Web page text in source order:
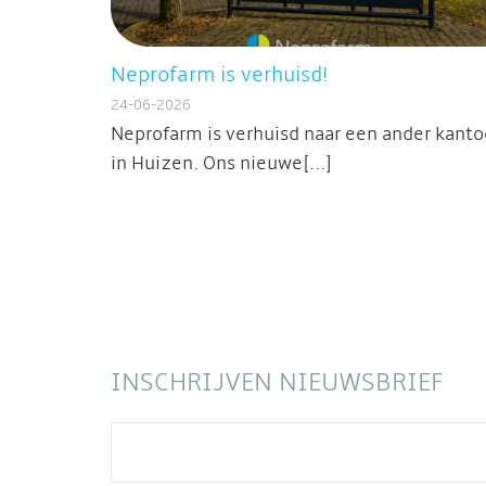
Neprofarm is verhuisd!
24-06-2026
Neprofarm is verhuisd naar een ander
in Huizen. Ons nieuwe[...]
INSCHRIJVEN NIEUWSBRIEF